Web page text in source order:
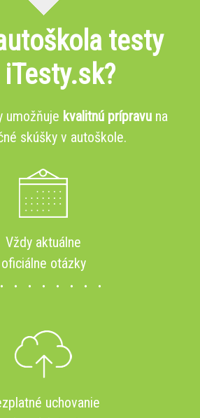
testy
iTesty.sk?
umožňuje kvalitnú prípravu na
skúšky v autoškole.
Vždy aktuálne
oficiálne otázky
uchovanie